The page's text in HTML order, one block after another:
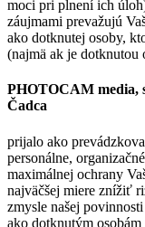
moci pri plnení ich
záujmami prevažujú
ako dotknutej osoby,
(najmä ak je dotknutou
PHOTOCAM media,
Čadca
prijalo ako
personálne,
maximálnej ochrany
najväčšej miere znížiť
zmysle našej
ako dotknutým osobám